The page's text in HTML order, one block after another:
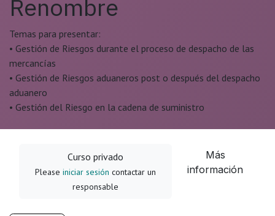
Renombre
Temas para presentar:
• Gestión de Riesgos durante el proceso de despacho de las
mercancías
• Gestión de Riesgos aduaneros post o después del despacho
aduanero
• Gestión del Riesgo en la cadena de suministro
Curso privado
Pleaseiniciar sesión contactar un
responsable
Más
información